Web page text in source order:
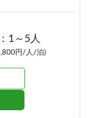
1～5人
円/人/泊)